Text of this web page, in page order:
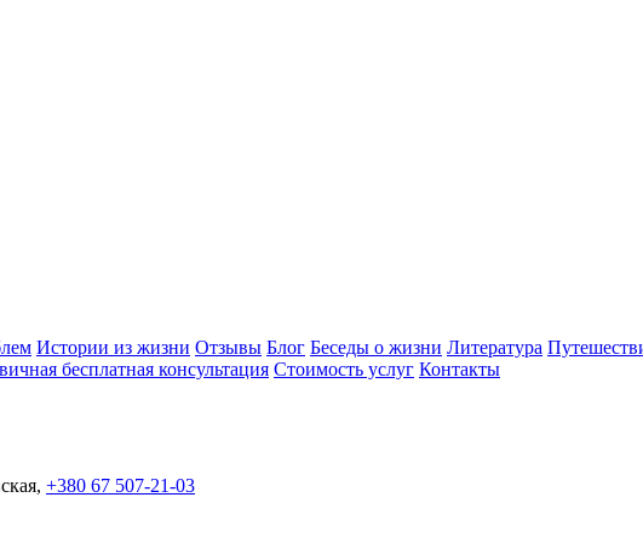
Истории из жизни Отзывы Блог Беседы о жизни Литература
бесплатная консультация Стоимость услуг Контакты
+380 67 507-21-03